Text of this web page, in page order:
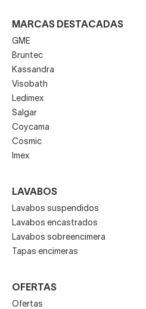
MARCAS DESTACADAS
GME
Bruntec
Kassandra
Visobath
Ledimex
Salgar
Coycama
Cosmic
Imex
LAVABOS
Lavabos suspendidos
Lavabos encastrados
Lavabos sobreencimera
Tapas encimeras
OFERTAS
Ofertas